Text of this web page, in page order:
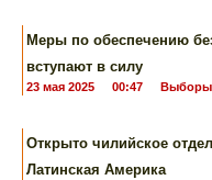
Меры по обеспечению
вступают в силу
23 мая 2025 00:47 Выборы
Открыто чилийское
Латинская Америка